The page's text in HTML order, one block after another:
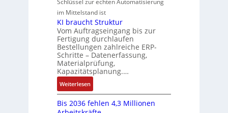
o
m
e
n
t
a
u
f
n
a
h
a
n
u
c
C
N
C
-
y
s
e
s
c
h
ä
f
t
s
f
ü
h
s
t
è
m
e
s
:
Q
2
-
E
r
r
V
e
r
t
r
i
e
b
s
Schlüssel zur echten Automatisierung
im Mittelstand ist
KI braucht Struktur
Vom Auftragseingang bis zur
Fertigung durchlaufen
Bestellungen zahlreiche ERP-
Schritte – Datenerfassung,
Materialprüfung,
Kapazitätsplanung.…
Weiterlesen:
K
I
Bis 2036 fehlen 4,3 Millionen